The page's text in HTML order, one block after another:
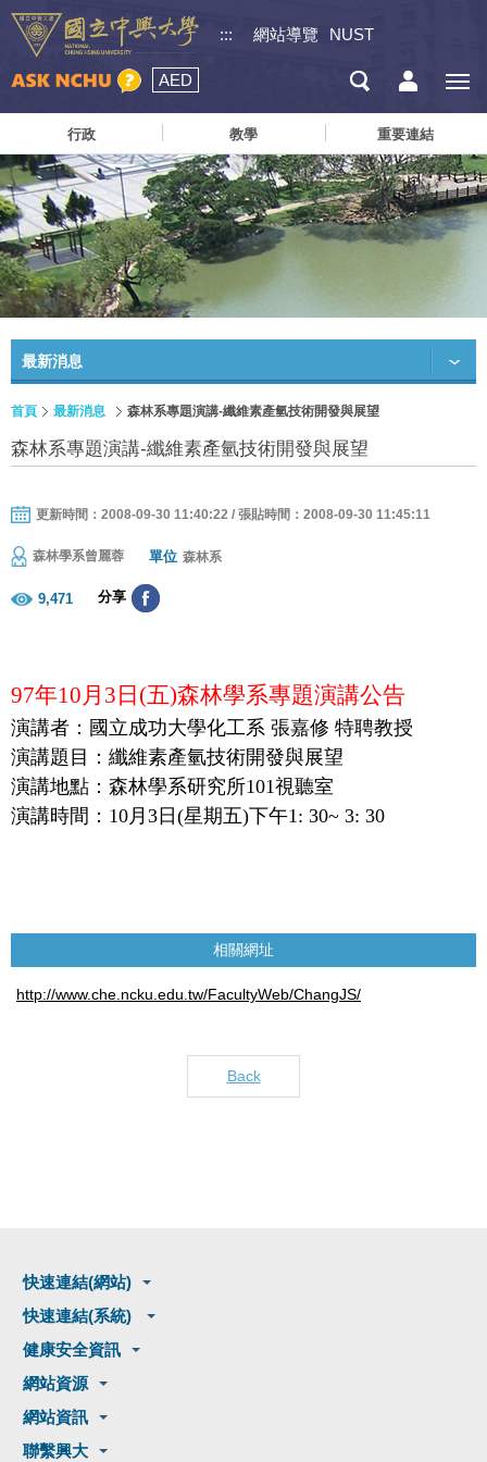
::: 網站導覽 NUST
AED
行政 教學 重要連結
最新消息
首頁 最新消息 森林系專題演講-纖維素產氫技術開發與展望
森林系專題演講-纖維素產氫技術開發與展望
更新時間：2008-09-30 11:40:22 / 張貼時間：2008-09-30 11:45:11
森林學系曾麗蓉 單位 森林系
9,471 分享
97年10 月 3 日 (五)森林學系專題演講公告
演講者：國立成功大學化工系 張嘉修 特聘教授
演講題目：纖維素產氫技術開發與展望
演講地點：森林學系研究所101視聽室
演講時間： 10 月 3日(星期五)下午1: 30~ 3: 30
相關網址
http://www.che.ncku.edu.tw/FacultyWeb/ChangJS/
Back
快速連結(網站)
快速連結(系統)
健康安全資訊
網站資源
網站資訊
聯繫興大